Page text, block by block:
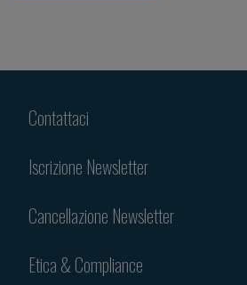
Contattaci
Iscrizione Newsletter
Cancellazione Newsletter
Etica & Compliance